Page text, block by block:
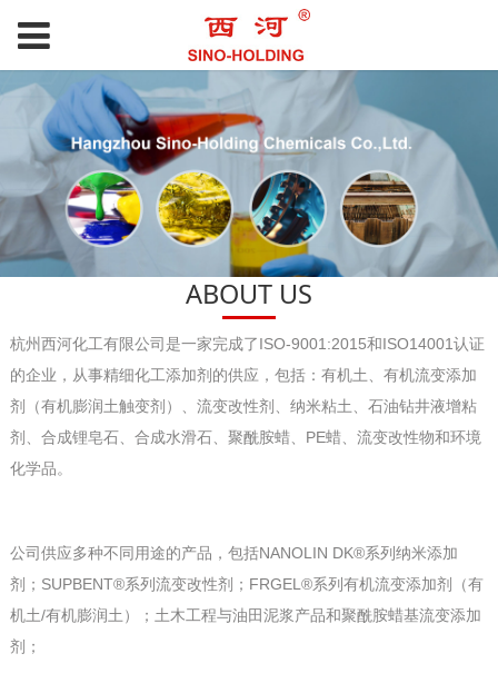
ABOUT US
杭州西河化工有限公司是一家完成了ISO-9001:2015和ISO14001认证
的企业，从事精细化工添加剂的供应，包括：有机土、有机流变添加
剂（有机膨润土触变剂）、流变改性剂、纳米粘土、石油钻井液增粘
剂、合成锂皂石、合成水滑石、聚酰胺蜡、PE蜡、流变改性物和环境
化学品。
公司供应多种不同用途的产品，包括NANOLIN DK®系列纳米添加
剂；SUPBENT®系列流变改性剂；FRGEL®系列有机流变添加剂（有
机土/有机膨润土）；土木工程与油田泥浆产品和聚酰胺蜡基流变添加
剂；